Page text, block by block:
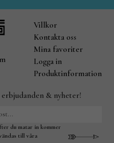
Villkor
Kontakta oss
Mina favoriter
Logga in
Produktinformation
erbjudanden & nyheter!
du matar in kommer
till våra